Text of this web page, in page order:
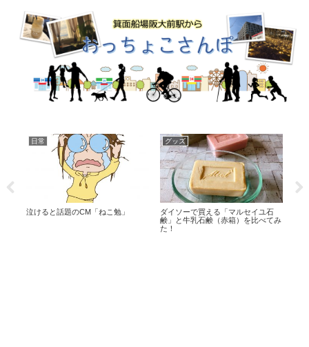
日常
泣けると話題のCM「ねこ勉」
グッズ
ダイソーで買える「マルセイユ石
鹸」と牛乳石鹸（赤箱）を比べてみ
た！